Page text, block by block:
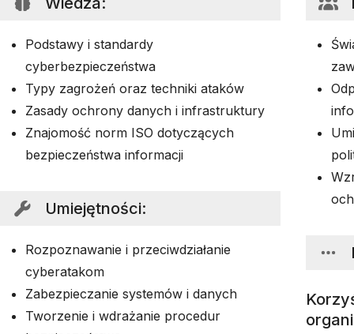
Podstawy i standardy
cyberbezpieczeństwa
Typy zagrożeń oraz techniki ataków
Zasady ochrony danych i infrastruktury
Znajomość norm ISO dotyczących
bezpieczeństwa informacji
Umiejętności:
Rozpoznawanie i przeciwdziałanie
cyberatakom
Zabezpieczanie systemów i danych
Tworzenie i wdrażanie procedur